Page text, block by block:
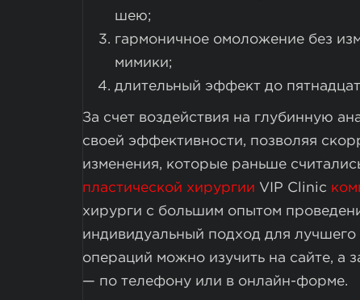
шею;
гармоничное омоложение без
мимики;
длительный эффект до
За счет воздействия на глубинную
своей эффективности, позволяя
изменения, которые раньше
пластической хирургии VIP Clinic
хирурги с большим опытом
индивидуальный подход для
операций можно изучить на сайте, а
— по телефону или в онлайн-форме.